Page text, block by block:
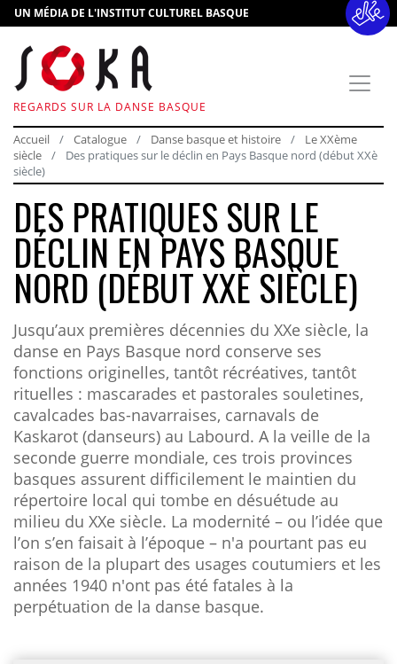
UN MÉDIA DE L'INSTITUT CULTUREL BASQUE
REGARDS SUR LA DANSE BASQUE
Accueil Catalogue Danse basque et histoire
Le XXème
siècle
Des pratiques sur le déclin en Pays Basque nord (début XXè
siècle)
DES PRATIQUES SUR LE
DÉCLIN EN PAYS BASQUE
NORD (DÉBUT XXÈ SIÈCLE)
Jusqu’aux premières décennies du XXe siècle, la
danse en Pays Basque nord conserve ses
fonctions originelles, tantôt récréatives, tantôt
rituelles : mascarades et pastorales souletines,
cavalcades bas-navarraises, carnavals de
Kaskarot (danseurs) au Labourd. A la veille de la
seconde guerre mondiale, ces trois provinces
basques assurent difficilement le maintien du
répertoire local qui tombe en désuétude au
milieu du XXe siècle. La modernité – ou l’idée que
l’on s’en faisait à l’époque – n'a pourtant pas eu
raison de la plupart des usages coutumiers et les
années 1940 n'ont pas été fatales à la
perpétuation de la danse basque.